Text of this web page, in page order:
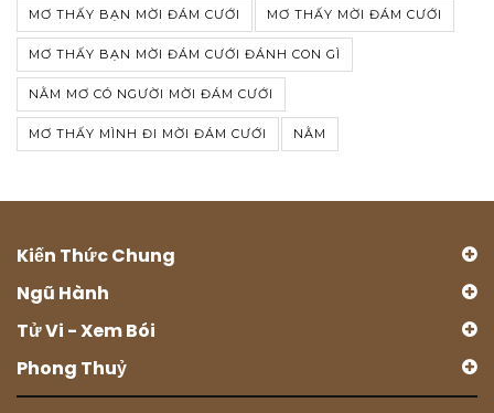
MƠ THẤY BẠN MỜI ĐÁM CƯỚI MƠ THẤY MỜI ĐÁM CƯỚI
MƠ THẤY BẠN MỜI ĐÁM CƯỚI ĐÁNH CON GÌ
NẰM MƠ CÓ NGƯỜI MỜI ĐÁM CƯỚI
MƠ THẤY MÌNH ĐI MỜI ĐÁM CƯỚI NẰM
Kiến Thức Chung
Ngũ Hành
Tử Vi - Xem Bói
Phong Thuỷ